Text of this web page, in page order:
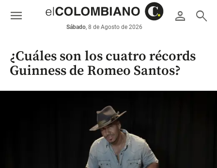
económicos
Colombia
person search
Sábado, 8 de Agosto de 2026
menu
¿Cuáles son los cuatro récords
Guinness de Romeo Santos?